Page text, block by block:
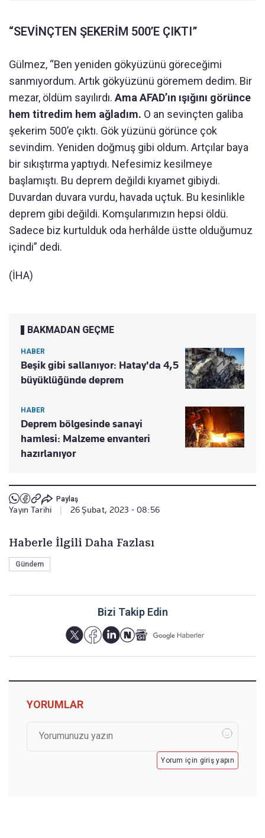
“SEVİNÇTEN ŞEKERİM 500’E ÇIKTI”
Gülmez, “Ben yeniden gökyüzünü göreceğimi
sanmıyordum. Artık gökyüzünü göremem dedim. Bir
mezar, öldüm sayılırdı. Ama AFAD’ın ışığını görünce
hem titredim hem ağladım. O an sevinçten galiba
şekerim 500’e çıktı. Gök yüzünü görünce çok
sevindim. Yeniden doğmuş gibi oldum. Artçılar baya
bir sıkıştırma yaptıydı. Nefesimiz kesilmeye
başlamıştı. Bu deprem değildi kıyamet gibiydi.
Duvardan duvara vurdu, havada uçtuk. Bu kesinlikle
deprem gibi değildi. Komşularımızın hepsi öldü.
Sadece biz kurtulduk oda herhâlde üstte olduğumuz
içindi” dedi.
(İHA)
BAKMADAN GEÇME
HABER
Beşik gibi sallanıyor: Hatay'da 4,5
büyüklüğünde deprem
HABER
Deprem bölgesinde sanayi
hamlesi: Malzeme envanteri
hazırlanıyor
Paylaş
Yayın Tarihi | 26 Şubat, 2023 - 08:56
Haberle İlgili Daha Fazlası
Gündem
Bizi Takip Edin
YORUMLAR
Yorum için giriş yapın